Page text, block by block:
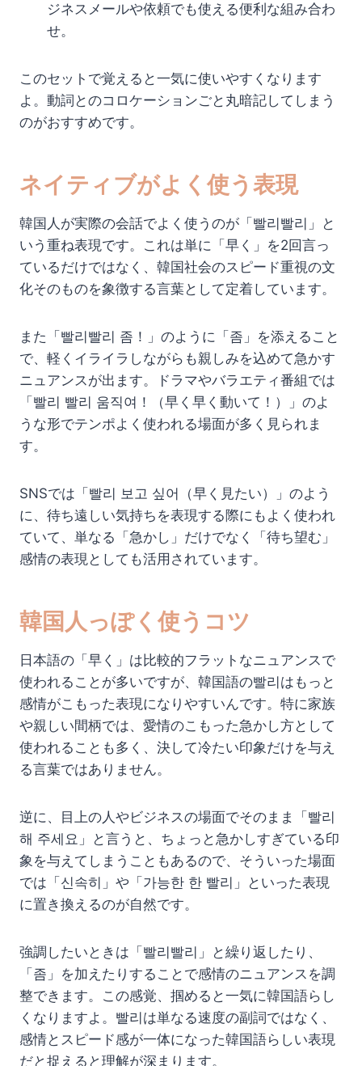
ジネスメールや依頼でも使える便利な組み合わ
せ。
このセットで覚えると一気に使いやすくなります
よ。動詞とのコロケーションごと丸暗記してしまう
のがおすすめです。
ネイティブがよく使う表現
韓国人が実際の会話でよく使うのが「빨리빨리」と
いう重ね表現です。これは単に「早く」を2回言っ
ているだけではなく、韓国社会のスピード重視の文
化そのものを象徴する言葉として定着しています。
また「빨리빨리 좀！」のように「좀」を添えること
で、軽くイライラしながらも親しみを込めて急かす
ニュアンスが出ます。ドラマやバラエティ番組では
「빨리 빨리 움직여！（早く早く動いて！）」のよ
うな形でテンポよく使われる場面が多く見られま
す。
SNSでは「빨리 보고 싶어（早く見たい）」のよう
に、待ち遠しい気持ちを表現する際にもよく使われ
ていて、単なる「急かし」だけでなく「待ち望む」
感情の表現としても活用されています。
韓国人っぽく使うコツ
日本語の「早く」は比較的フラットなニュアンスで
使われることが多いですが、韓国語の빨리はもっと
感情がこもった表現になりやすいんです。特に家族
や親しい間柄では、愛情のこもった急かし方として
使われることも多く、決して冷たい印象だけを与え
る言葉ではありません。
逆に、目上の人やビジネスの場面でそのまま「빨리
해 주세요」と言うと、ちょっと急かしすぎている印
象を与えてしまうこともあるので、そういった場面
では「신속히」や「가능한 한 빨리」といった表現
に置き換えるのが自然です。
強調したいときは「빨리빨리」と繰り返したり、
「좀」を加えたりすることで感情のニュアンスを調
整できます。この感覚、掴めると一気に韓国語らし
くなりますよ。빨리は単なる速度の副詞ではなく、
感情とスピード感が一体になった韓国語らしい表現
だと捉えると理解が深まります。